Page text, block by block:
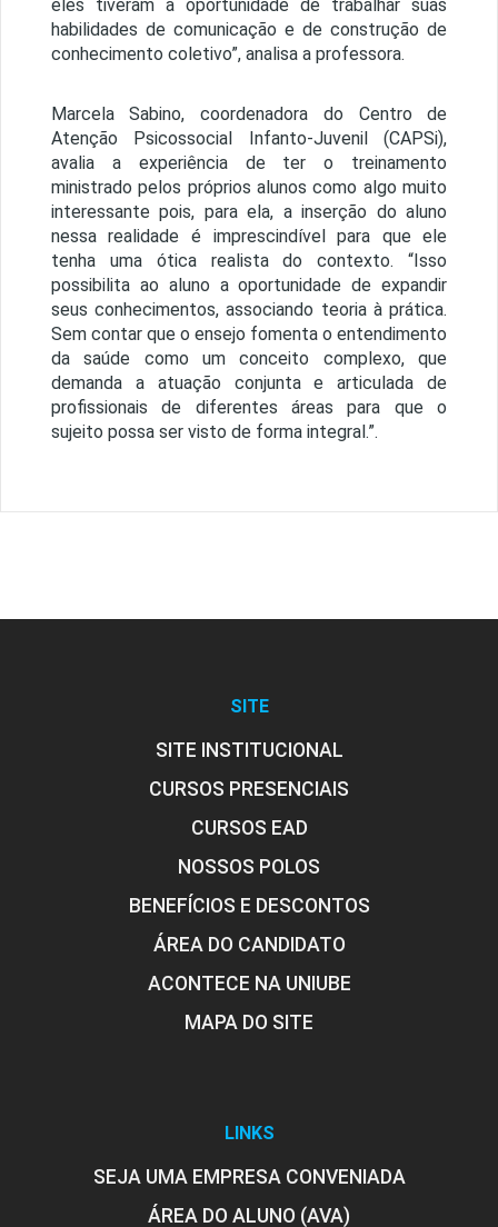
eles tiveram a oportunidade de trabalhar suas
habilidades de comunicação e de construção de
conhecimento coletivo”, analisa a professora.
Marcela Sabino, coordenadora do Centro de
Atenção Psicossocial Infanto-Juvenil (CAPSi),
avalia a experiência de ter o treinamento
ministrado pelos próprios alunos como algo muito
interessante pois, para ela, a inserção do aluno
nessa realidade é imprescindível para que ele
tenha uma ótica realista do contexto. “Isso
possibilita ao aluno a oportunidade de expandir
seus conhecimentos, associando teoria à prática.
Sem contar que o ensejo fomenta o entendimento
da saúde como um conceito complexo, que
demanda a atuação conjunta e articulada de
profissionais de diferentes áreas para que o
sujeito possa ser visto de forma integral.”.
SITE
SITE INSTITUCIONAL
CURSOS PRESENCIAIS
CURSOS EAD
NOSSOS POLOS
BENEFÍCIOS E DESCONTOS
ÁREA DO CANDIDATO
ACONTECE NA UNIUBE
MAPA DO SITE
LINKS
SEJA UMA EMPRESA CONVENIADA
ÁREA DO ALUNO (AVA)